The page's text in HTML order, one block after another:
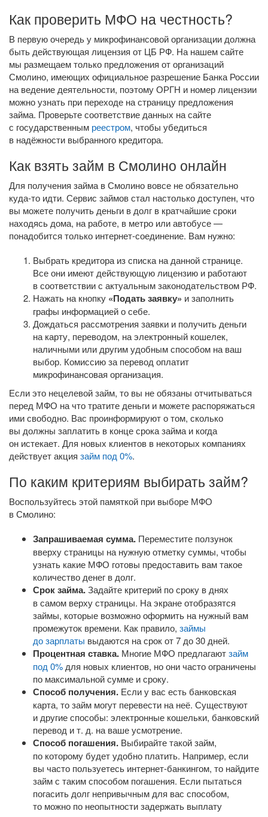
Как проверить МФО на честность?
В первую очередь у микрофинансовой организации должна
быть действующая лицензия от ЦБ РФ. На нашем сайте
мы размещаем только предложения от организаций
Смолино, имеющих официальное разрешение Банка России
на ведение деятельности, поэтому ОРГН и номер лицензии
можно узнать при переходе на страницу предложения
займа. Проверьте соответствие данных на сайте
с государственным реестром, чтобы убедиться
в надёжности выбранного кредитора.
Как взять займ в Смолино онлайн
Для получения займа в Смолино вовсе не обязательно
куда-то идти. Сервис займов стал настолько доступен, что
вы можете получить деньги в долг в кратчайшие сроки
находясь дома, на работе, в метро или автобусе —
понадобится только интернет-соединение. Вам нужно:
Выбрать кредитора из списка на данной странице.
Все они имеют действующую лицензию и работают
в соответствии с актуальным законодательством РФ.
Нажать на кнопку «Подать заявку» и заполнить
графы информацией о себе.
Дождаться рассмотрения заявки и получить деньги
на карту, переводом, на электронный кошелек,
наличными или другим удобным способом на ваш
выбор. Комиссию за перевод оплатит
микрофинансовая организация.
Если это нецелевой займ, то вы не обязаны отчитываться
перед МФО на что тратите деньги и можете распоряжаться
ими свободно. Вас проинформируют о том, сколько
вы должны заплатить в конце срока займа и когда
он истекает. Для новых клиентов в некоторых компаниях
действует акция займ под 0%.
По каким критериям выбирать займ?
Воспользуйтесь этой памяткой при выборе МФО
в Смолино:
Запрашиваемая сумма. Переместите ползунок
вверху страницы на нужную отметку суммы, чтобы
узнать какие МФО готовы предоставить вам такое
количество денег в долг.
Срок займа.Задайте критерий по сроку в днях
в самом верху страницы. На экране отобразятся
займы, которые возможно оформить на нужный вам
промежуток времени. Как правило, займы
до зарплаты выдаются на срок от 7 до 30 дней.
Процентная ставка. Многие МФО предлагаютзайм
под 0% для новых клиентов, но они часто ограничены
по максимальной сумме и сроку.
Способ получения. Если у вас есть банковская
карта, то займ могут перевести на неё. Существуют
и другие способы: электронные кошельки, банковский
перевод и т. д. на ваше усмотрение.
Способ погашения. Выбирайте такой займ,
по которому будет удобно платить. Например, если
вы часто пользуетесь интернет-банкингом, то найдите
займ с таким способом погашения. Если пытаться
погасить долг непривычным для вас способом,
то можно по неопытности задержать выплату